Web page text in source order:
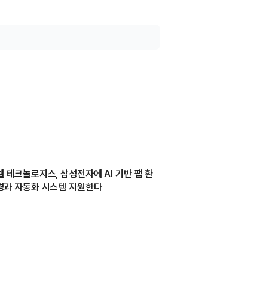
테크놀로지스, 삼성전자에 AI 기반 팹 환
과 자동화 시스템 지원한다